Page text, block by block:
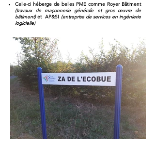
Celle-ci héberge de belles PME comme Royer Bâtiment
(travaux de maçonnerie générale et gros œuvre de
bâtiment) et AP&SI (entreprise de services en ingénierie
logicielle)